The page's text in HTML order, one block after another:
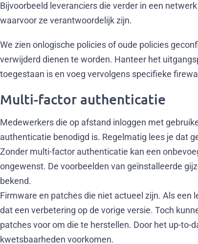
Bijvoorbeeld leveranciers die verder in een
waarvoor ze verantwoordelijk zijn.
We zien onlogische policies of oude policies
verwijderd dienen te worden. Hanteer het
toegestaan is en voeg vervolgens specifieke
Multi-factor authenticatie
Medewerkers die op afstand inloggen met
authenticatie benodigd is. Regelmatig lees je dat
Zonder multi-factor authenticatie kan een
ongewenst. De voorbeelden van geïnstalleerde
bekend.
Firmware en patches die niet actueel zijn. Als
dat een verbetering op de vorige versie. Toch
patches voor om die te herstellen. Door het up-to-
kwetsbaarheden voorkomen.